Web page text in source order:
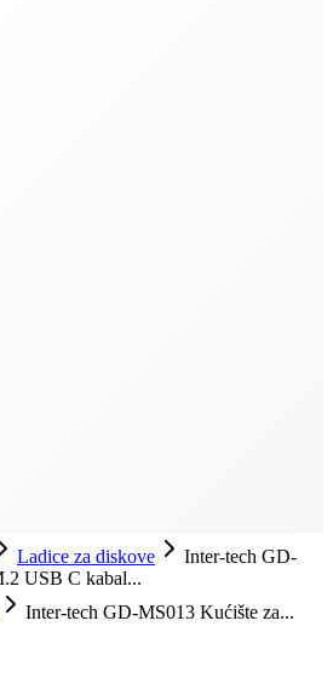
Ladice za diskove
Inter-tech GD-
USB C kabal...
Inter-tech GD-MS013 Kućište za...